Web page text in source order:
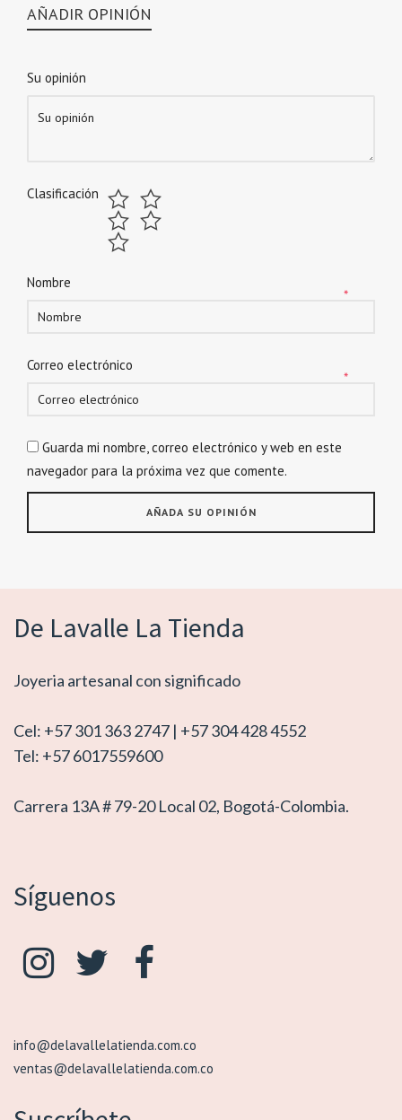
AÑADIR OPINIÓN
Su opinión
Clasificación
Nombre
*
Correo electrónico
*
Guarda mi nombre, correo electrónico y web en este
navegador para la próxima vez que comente.
De Lavalle La Tienda
Joyeria artesanal con significado
Cel: +57 301 363 2747 | +57 304 428 4552
Tel: +57 6017559600
Carrera 13A # 79-20 Local 02, Bogotá-Colombia.
Síguenos
info@delavallelatienda.com.co
ventas@delavallelatienda.com.co